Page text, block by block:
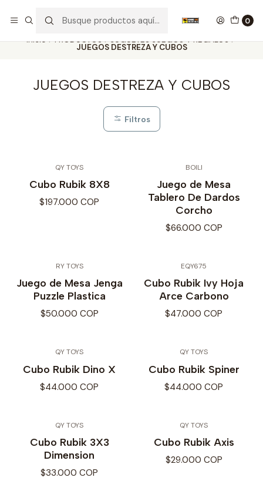
0
Inicio PRODUCTOS JUGUETES JUEGOS Y REGALOS
JUEGOS DESTREZA Y CUBOS
JUEGOS DESTREZA Y CUBOS
Filtros
QY TOYS
Cubo Rubik 8X8
$197.000 COP
BOILI
Juego de Mesa
Tablero De Dardos
Corcho
$66.000 COP
RY TOYS
Juego de Mesa Jenga
Puzzle Plastica
$50.000 COP
EQY675
Cubo Rubik Ivy Hoja
Arce Carbono
$47.000 COP
QY TOYS
Cubo Rubik Dino X
$44.000 COP
QY TOYS
Cubo Rubik Spiner
$44.000 COP
QY TOYS
Cubo Rubik 3X3
Dimension
$33.000 COP
QY TOYS
Cubo Rubik Axis
$29.000 COP